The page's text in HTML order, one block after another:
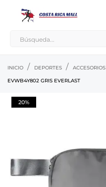
INICIO DEPORTES ACCESORIOS
EVWB4Y802 GRIS EVERLAST
20%